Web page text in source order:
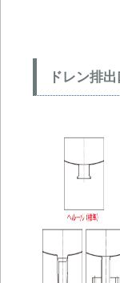
ドレン排